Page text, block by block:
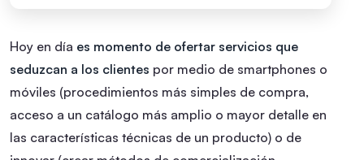
Hoy en día es momento de ofertar servicios que
seduzcan a los clientes por medio de smartphones o
móviles (procedimientos más simples de compra,
acceso a un catálogo más amplio o mayor detalle en
las características técnicas de un producto) o de